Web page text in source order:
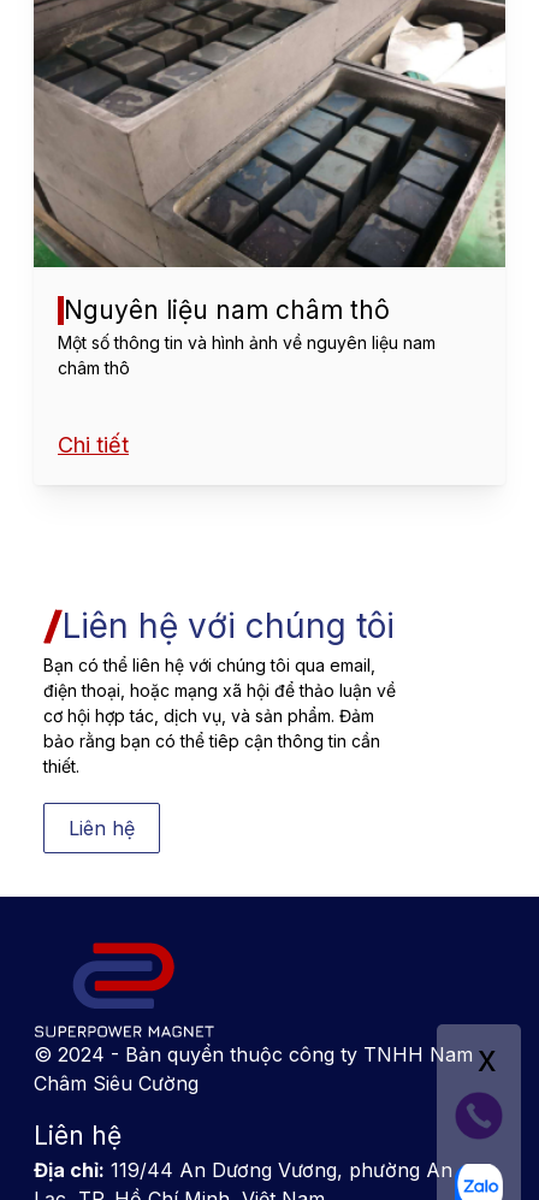
Nguyên liệu nam châm thô
Một số thông tin và hình ảnh về nguyên liệu nam
châm thô
Chi tiết
Liên hệ với chúng tôi
Bạn có thể liên hệ với chúng tôi qua email,
điện thoại, hoặc mạng xã hội để thảo luận về
cơ hội hợp tác, dịch vụ, và sản phẩm. Đảm
bảo rằng bạn có thể tiêp cận thông tin cần
thiết.
Liên hệ
© 2024 - Bản quyển thuộc công ty TNHH Nam
Châm Siêu Cường
Liên hệ
Địa chỉ: 119/44 An Dương Vương, phường An
x